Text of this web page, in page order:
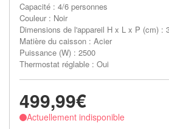
Capacité : 4/6 personnes
Couleur : Noir
Dimensions de l'appareil H x L x P (cm) :
Matière du caisson : Acier
Puissance (W) : 2500
Thermostat réglable : Oui
499,99€
Actuellement indisponible